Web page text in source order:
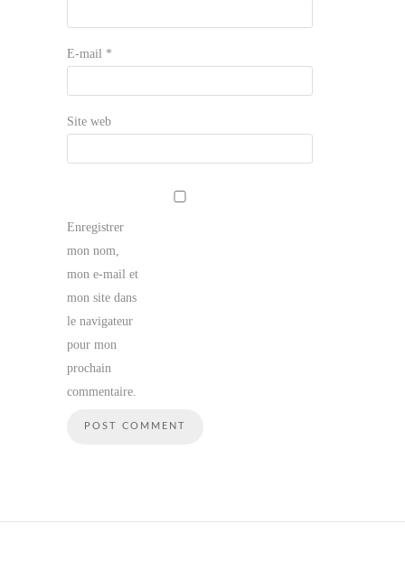
E-mail *
Site web
Enregistrer
mon nom,
mon e-mail et
mon site dans
le navigateur
pour mon
prochain
commentaire.